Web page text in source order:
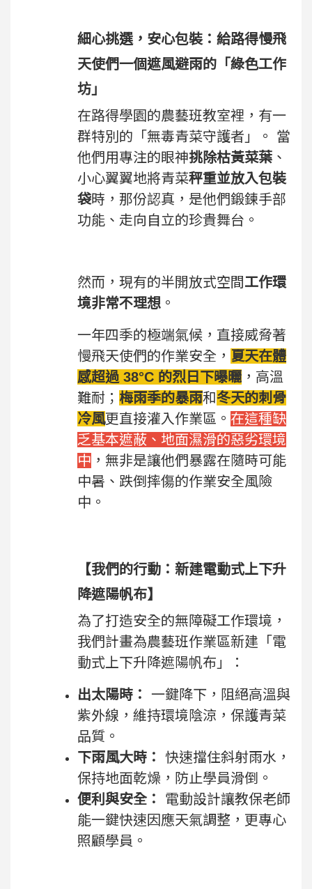
細心挑選，安心包裝：給路得慢飛
天使們一個遮風避雨的「綠色工作
坊」
在路得學園的農藝班教室裡，有一
群特別的「無毒青菜守護者」。 當
他們用專注的眼神挑除枯黃菜葉 、
小心翼翼地將青菜秤重並放入包裝
袋時，那份認真，是他們鍛鍊手部
功能、走向自立的珍貴舞台。
然而，現有的半開放式空間工作環
境非常不理想 。
一年四季的極端氣候，直接威脅著
慢飛天使們的作業安全， 夏天在體
感超過 38°C 的烈日下曝曬 ，高溫
難耐； 梅雨季的暴雨和冬天的刺骨
冷風更直接灌入作業區。 在這種缺
乏基本遮蔽、地面濕滑的惡劣環境
中 ，無非是讓他們暴露在隨時可能
中暑、跌倒摔傷的作業安全風險
中。
【我們的行動：新建電動式上下升
降遮陽帆布】
為了打造安全的無障礙工作環境，
我們計畫為農藝班作業區新建「電
動式上下升降遮陽帆布」：
出太陽時：
一鍵降下，阻絕高溫與
紫外線，維持環境陰涼，保護青菜
品質。
下雨風大時：
快速擋住斜射雨水，
保持地面乾燥，防止學員滑倒。
便利與安全：
電動設計讓教保老師
能一鍵快速因應天氣調整，更專心
照顧學員。